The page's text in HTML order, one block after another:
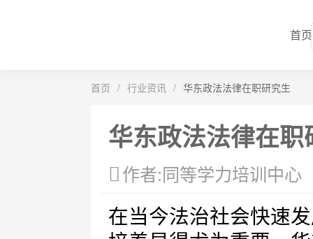
首页
首页 / 行业资讯 / 华东政法法律在职研究生
华东政法法律在职
作者:同等学力培训中心
在当今法治社会快速